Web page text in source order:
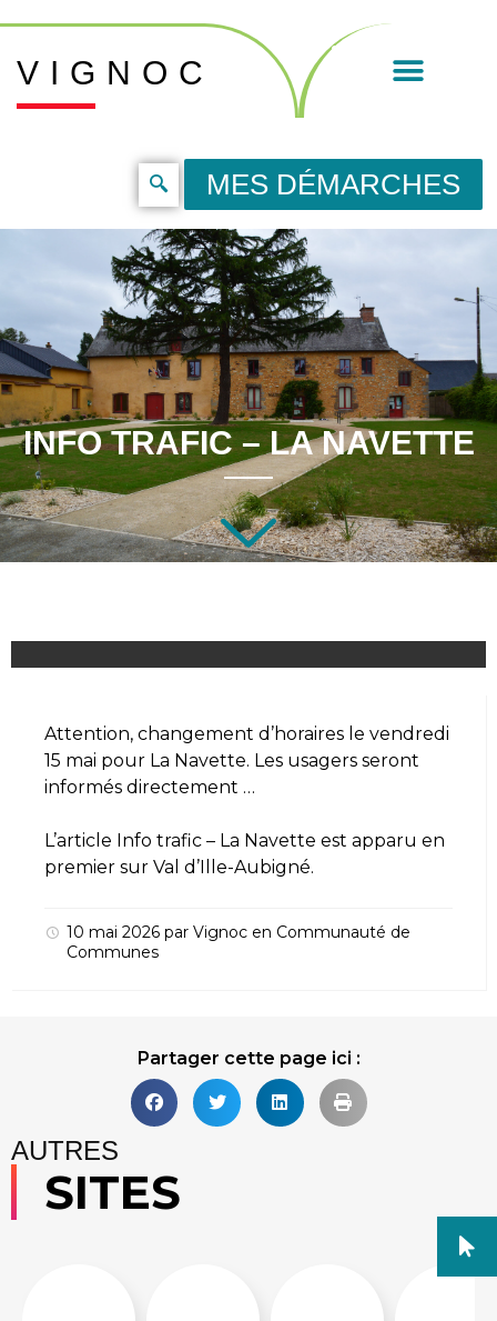
VIGNOC
MES DÉMARCHES
INFO TRAFIC – LA NAVETTE
Attention, changement d’horaires le vendredi
15 mai pour La Navette. Les usagers seront
informés directement …
L’article Info trafic – La Navette est apparu en
premier sur Val d’Ille-Aubigné.
10 mai 2026 par Vignoc en Communauté de
Communes
Partager cette page ici :
AUTRES
SITES